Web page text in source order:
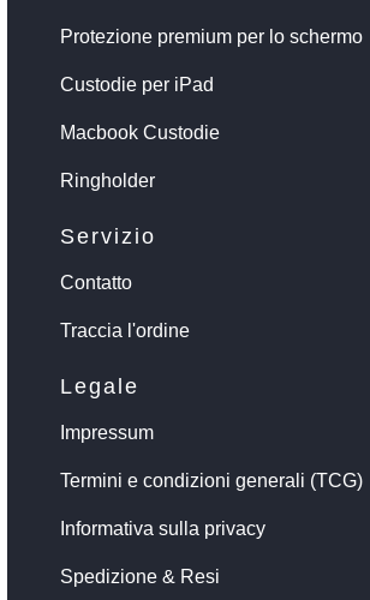
Protezione premium per lo schermo
Custodie per iPad
Macbook Custodie
Ringholder
Servizio
Contatto
Traccia l'ordine
Legale
Impressum
Termini e condizioni generali (TCG)
Informativa sulla privacy
Spedizione & Resi